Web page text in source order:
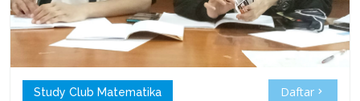
Study Club Matematika Daftar